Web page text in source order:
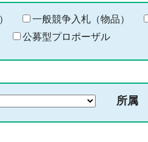
一般競争入札（物品）
公募型プロポーザル
所属